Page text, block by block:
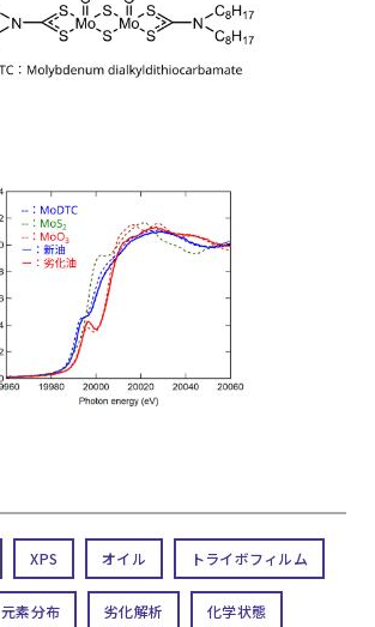
XPS オイル トライボフィルム
元素分布 劣化解析 化学状態